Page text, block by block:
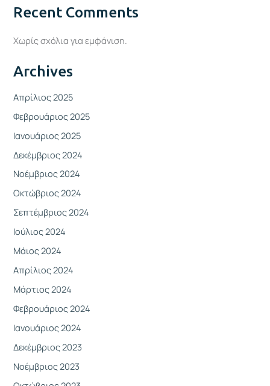
Recent Comments
Χωρίς σχόλια για εμφάνιση.
Archives
Απρίλιος 2025
Φεβρουάριος 2025
Ιανουάριος 2025
Δεκέμβριος 2024
Νοέμβριος 2024
Οκτώβριος 2024
Σεπτέμβριος 2024
Ιούλιος 2024
Μάιος 2024
Απρίλιος 2024
Μάρτιος 2024
Φεβρουάριος 2024
Ιανουάριος 2024
Δεκέμβριος 2023
Νοέμβριος 2023